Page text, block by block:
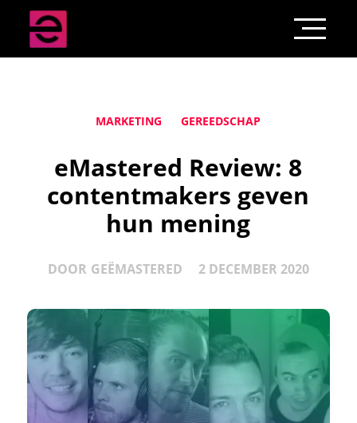
MARKETING GEREEDSCHAP
eMastered Review: 8
contentmakers geven
hun mening
DOOR GEËMASTERED 2 DECEMBER 2020